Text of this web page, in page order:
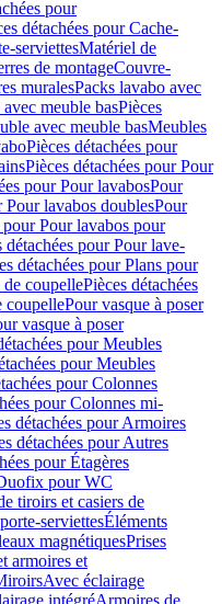
pour
détachées pour Cache-
serviettesMatériel de
de montageCouvre-
muralesPacks lavabo avec
meuble basPièces
avec meuble basMeubles
Pièces détachées pour
Pièces détachées pour Pour
pour Pour lavabosPour
Pour lavabos doublesPour
pour Pour lavabos pour
détachées pour Pour lave-
détachées pour Plans pour
de coupellePièces détachées
coupellePour vasque à poser
vasque à poser
pour Meubles
pour Meubles
pour Colonnes
pour Colonnes mi-
détachées pour Armoires
détachées pour Autres
pour Étagères
pour WC
tiroirs et casiers de
serviettesÉléments
magnétiquesPrises
armoires et
Avec éclairage
intégréArmoires de